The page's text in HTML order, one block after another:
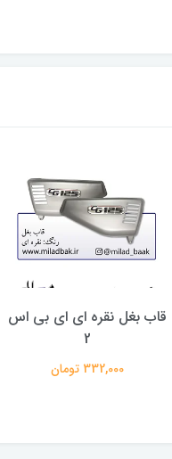
قاب بغل نقره ای ای بی اس
2
332,000 تومان